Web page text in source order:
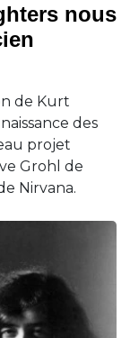
nous
de Kurt
des
projet
Grohl de
Nirvana.